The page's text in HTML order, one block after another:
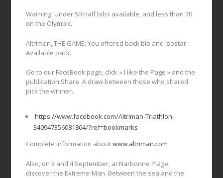
Warning: Under 50 Half bibs available, and less than 70
on the Olympic.
Altriman, THE GAME: You offered back bib and Isostar
Available pack.
Go to our FaceBook page, click « I like the Page » and the
publication Share. A draw between those who shared
pick the winner.
https://www.facebook.com/Altriman-Triathlon-
340947356081864/?ref=bookmarks
Complete information aboutwww.altriman.com
Also, on 3 and 4 September, at Narbonne Plage,
discover the Extreme-Man. Between the sea and the